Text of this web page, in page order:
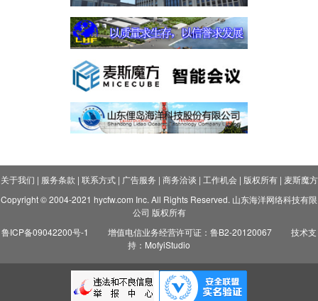
关于我们 | 服务条款 | 联系方式| 广告服务 | 商务洽谈 | 工作机会| 版权所有| 麦斯魔方
Copyright © 2004-2021 hycfw.com Inc. All Rights Reserved. 山东海洋网络科技有限
公司 版权所有
鲁ICP备09042200号-1
增值电信业务经营许可证：鲁B2-20120067
技术支
持：MofyiStudio